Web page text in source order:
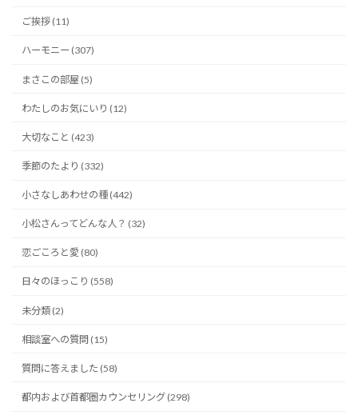
ご挨拶 (11)
ハーモニー (307)
まさこの部屋 (5)
わたしのお気にいり (12)
大切なこと (423)
季節のたより (332)
小さなしあわせの種 (442)
小松さんってどんな人？ (32)
恋ごころと愛 (80)
日々のほっこり (558)
未分類 (2)
相談室への質問 (15)
質問に答えました (58)
都内および首都圏カウンセリング (298)